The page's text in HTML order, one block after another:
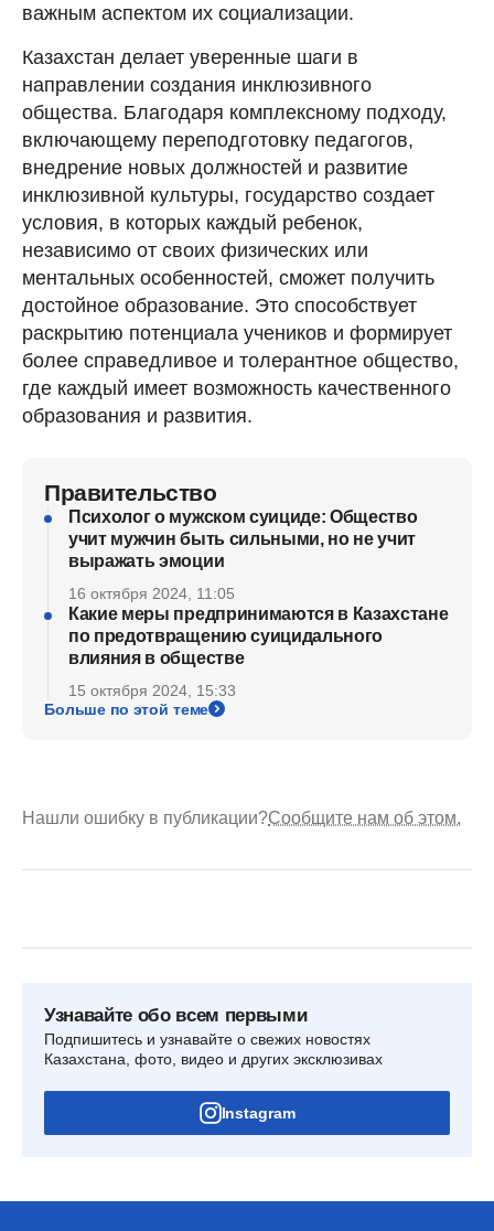
важным аспектом их социализации.
Казахстан делает уверенные шаги в
направлении создания инклюзивного
общества. Благодаря комплексному подходу,
включающему переподготовку педагогов,
внедрение новых должностей и развитие
инклюзивной культуры, государство создает
условия, в которых каждый ребенок,
независимо от своих физических или
ментальных особенностей, сможет получить
достойное образование. Это способствует
раскрытию потенциала учеников и формирует
более справедливое и толерантное общество,
где каждый имеет возможность качественного
образования и развития.
Правительство
Психолог о мужском суициде: Общество
учит мужчин быть сильными, но не учит
выражать эмоции
16 октября 2024, 11:05
Какие меры предпринимаются в Казахстане
по предотвращению суицидального
влияния в обществе
15 октября 2024, 15:33
Больше по этой теме
Нашли ошибку в публикации?Сообщите нам об этом.
Узнавайте обо всем первыми
Подпишитесь и узнавайте о свежих новостях
Казахстана, фото, видео и других эксклюзивах
Instagram